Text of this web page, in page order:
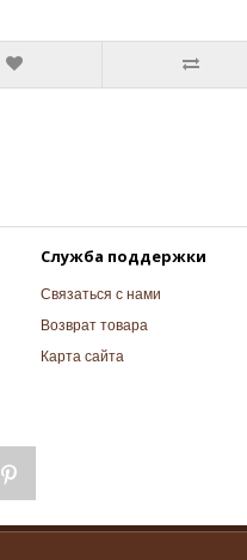
Служба поддержки
Связаться с нами
Возврат товара
Карта сайта